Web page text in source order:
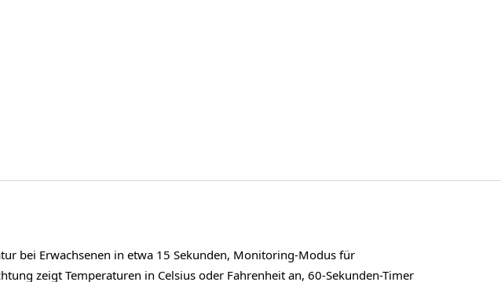
bei Erwachsenen in etwa 15 Sekunden, Monitoring-Modus für
zeigt Temperaturen in Celsius oder Fahrenheit an, 60-Sekunden-Timer